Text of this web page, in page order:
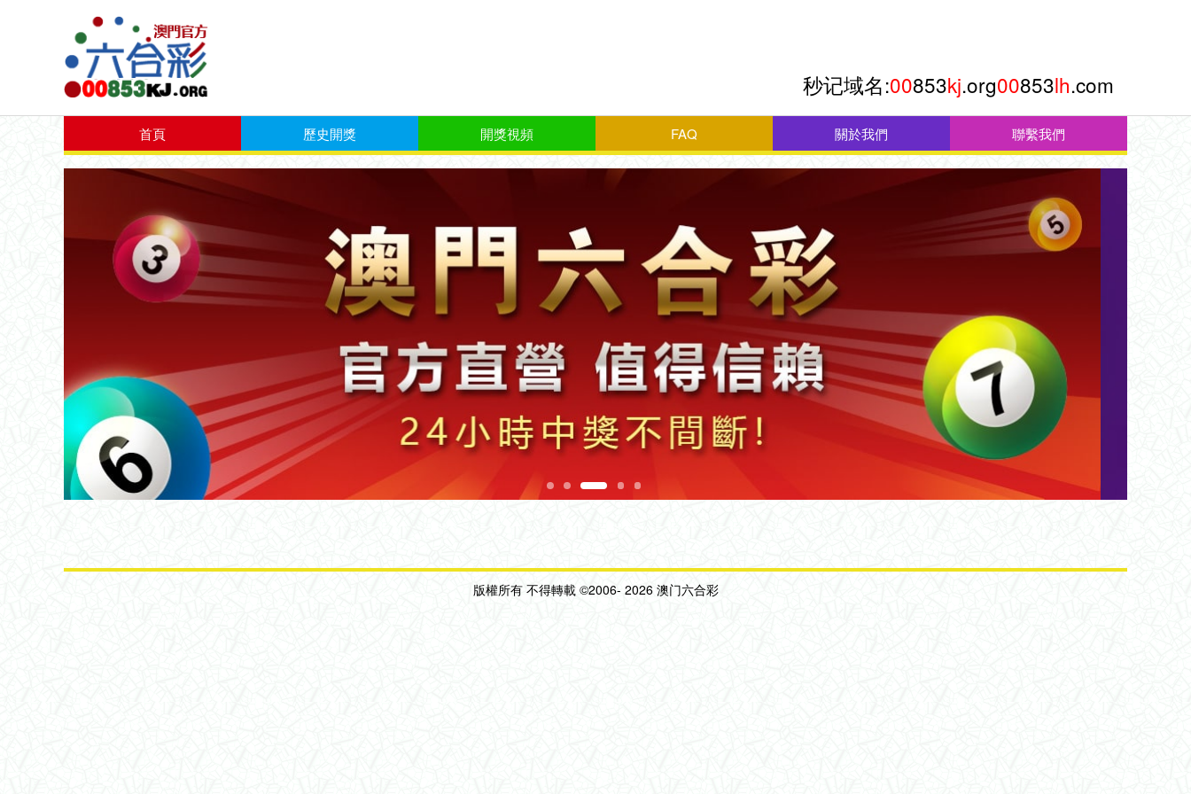
秒记域名:00853kj.org00853lh.com
首頁 歷史開獎 開獎視頻 FAQ 關於我們 聯繫我們
版權所有 不得轉載 ©2006- 2026 澳门六合彩